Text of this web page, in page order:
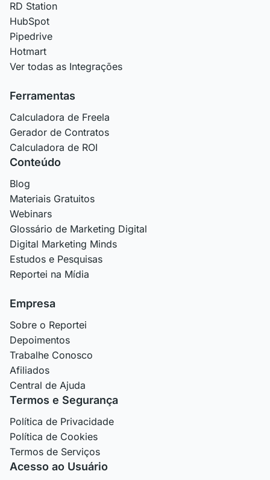
RD Station
HubSpot
Pipedrive
Hotmart
Ver todas as Integrações
Ferramentas
Calculadora de Freela
Gerador de Contratos
Calculadora de ROI
Conteúdo
Blog
Materiais Gratuitos
Webinars
Glossário de Marketing Digital
Digital Marketing Minds
Estudos e Pesquisas
Reportei na Mídia
Empresa
Sobre o Reportei
Depoimentos
Trabalhe Conosco
Afiliados
Central de Ajuda
Termos e Segurança
Política de Privacidade
Política de Cookies
Termos de Serviços
Acesso ao Usuário